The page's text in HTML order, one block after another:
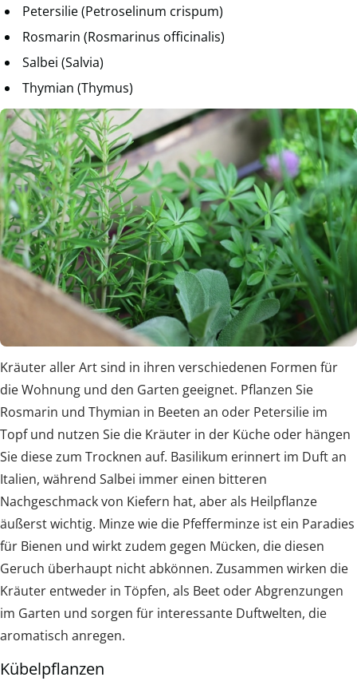
Petersilie (Petroselinum crispum)
Rosmarin (Rosmarinus officinalis)
Salbei (Salvia)
Thymian (Thymus)
Kräuter aller Art sind in ihren verschiedenen Formen für
die Wohnung und den Garten geeignet. Pflanzen Sie
Rosmarin und Thymian in Beeten an oder Petersilie im
Topf und nutzen Sie die Kräuter in der Küche oder hängen
Sie diese zum Trocknen auf. Basilikum erinnert im Duft an
Italien, während Salbei immer einen bitteren
Nachgeschmack von Kiefern hat, aber als Heilpflanze
äußerst wichtig. Minze wie die Pfefferminze ist ein Paradies
für Bienen und wirkt zudem gegen Mücken, die diesen
Geruch überhaupt nicht abkönnen. Zusammen wirken die
Kräuter entweder in Töpfen, als Beet oder Abgrenzungen
im Garten und sorgen für interessante Duftwelten, die
aromatisch anregen.
Kübelpflanzen